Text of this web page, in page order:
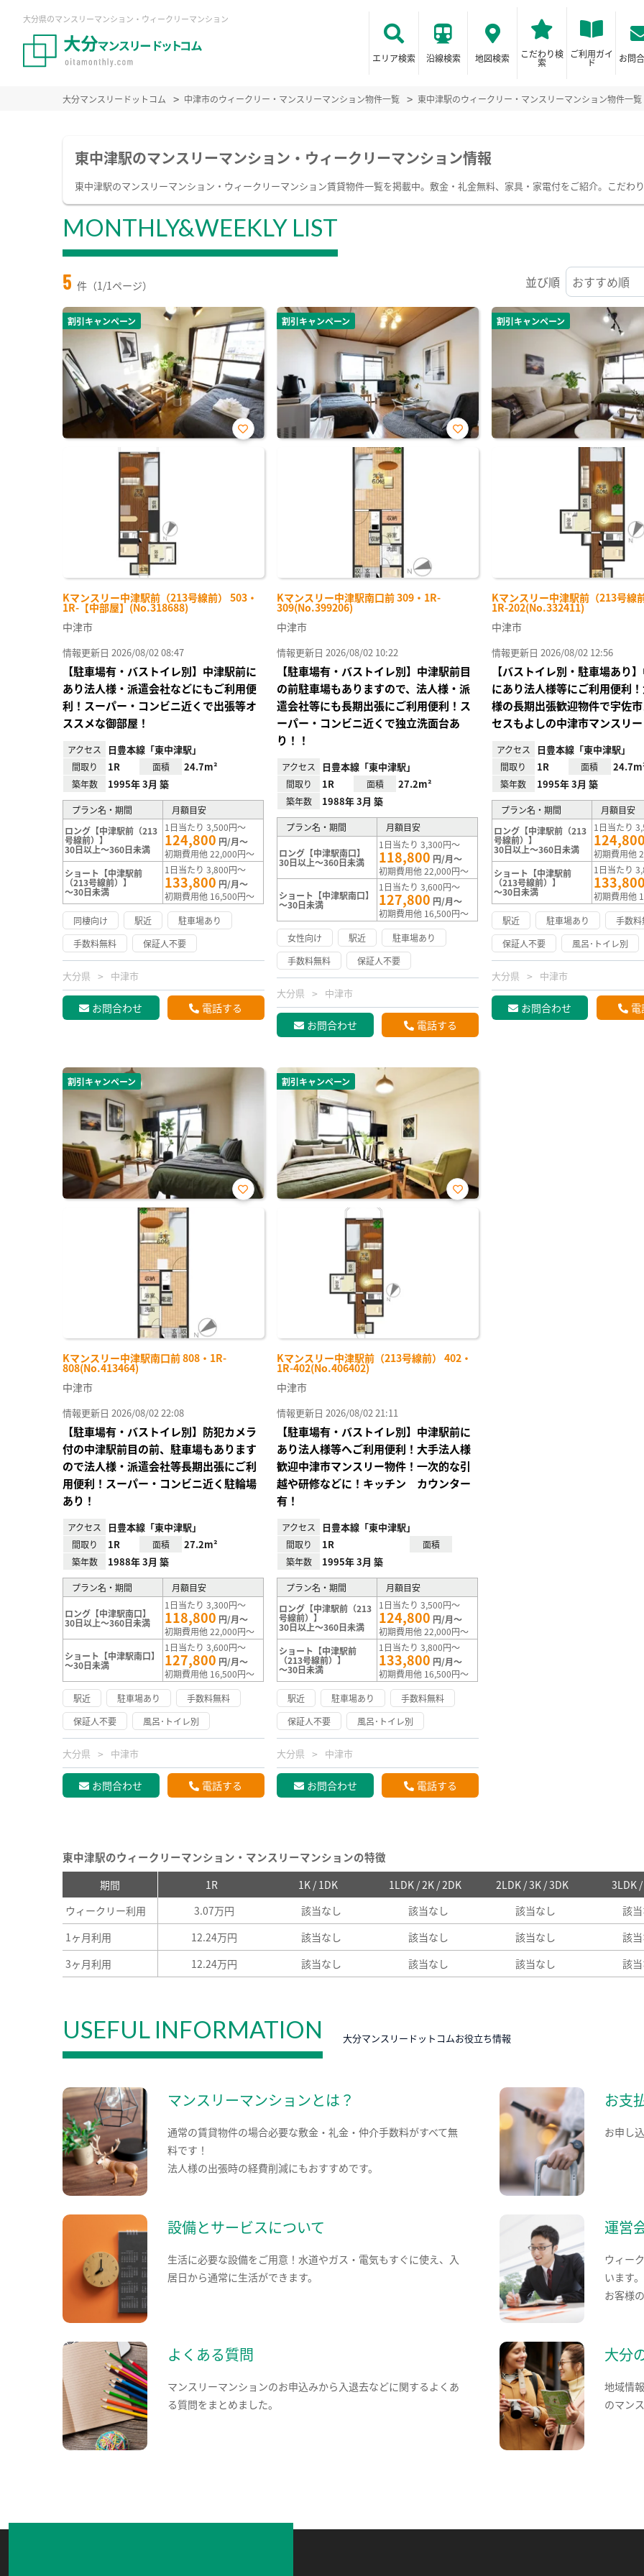
大分県のマンスリーマンション・ウィークリーマンション
エリア検索 沿線検索 地図検索 こだわり検
索
ご利用ガイ
ド お問
大分マンスリードットコム 中津市のウィークリー・マンスリーマンション物件一覧 東中津駅のウィークリー・マンスリーマンション物件一覧
東中津駅のマンスリーマンション・ウィークリーマンション情報
東中津駅のマンスリーマンション・ウィークリーマンション賃貸物件一覧を掲載中。敷金・礼金無料、家具・家電付をご紹介。こだわ
MONTHLY&WEEKLY LIST
5 件（1/1ページ） 並び順
割引キャンペーン
Kマンスリー中津駅前（213号線前） 503・
1R-【中部屋】(No.318688)
お気
中津市
情報更新日 2026/08/02 08:47
【駐車場有・バストイレ別】中津駅前に
あり法人様・派遣会社などにもご利用便
利！スーパー・コンビニ近くで出張等オ
ススメな御部屋！
アクセス 日豊本線「東中津駅」
間取り 1R 面積 24.7m²
築年数 1995年 3月 築
プラン名・期間
月額目安
ロング【中津駅前（213
号線前）】
30日以上～360日未満
1日当たり 3,500円～
124,800 円/月～
初期費用他 22,000円～
ショート【中津駅前
（213号線前）】
～30日未満
1日当たり 3,800円～
133,800 円/月～
初期費用他 16,500円～
同棲向け
駅近
駐車場あり
手数料無料
保証人不要
大分県 中津市
お問合わせ 電話する
割引キャンペーン
Kマンスリー中津駅南口前 309・1R-
309(No.399206)
お気
中津市
情報更新日 2026/08/02 10:22
【駐車場有・バストイレ別】中津駅前目
の前駐車場もありますので、法人様・派
遣会社等にも長期出張にご利用便利！ス
ーパー・コンビニ近くで独立洗面台あ
り！！
アクセス 日豊本線「東中津駅」
間取り 1R 面積 27.2m²
築年数 1988年 3月 築
プラン名・期間 月額目安
ロング【中津駅南口】
30日以上～360日未満
1日当たり 3,300円～
118,800 円/月～
初期費用他 22,000円～
ショート【中津駅南口】
～30日未満
1日当たり 3,600円～
127,800 円/月～
初期費用他 16,500円～
女性向け
駅近
駐車場あり
手数料無料
保証人不要
大分県 中津市
お問合わせ 電話する
割引キャンペーン
Kマンスリー中津駅前（213号線
1R-202(No.332411)
中津市
情報更新日 2026/08/02 12:56
【バストイレ別・駐車場あり
にあり法人様等にご利用便利
様の長期出張歓迎物件で宇佐
セスもよしの中津市マンスリー
アクセス 日豊本線「東中津駅」
間取り 1R 面積
築年数 1995年 3月 築
プラン名・期間
月額目安
ロング【中津駅前（213
号線前）】
30日以上～360日未満
1日当たり
124,800
初期費用他
ショート【中津駅前
（213号線前）】
～30日未満
1日当たり
133,800
初期費用他
駅近
駐車場あり
手数料
保証人不要
風呂･トイレ別
大分県 中津市
お問合わせ 電
割引キャンペーン
Kマンスリー中津駅南口前 808・1R-
808(No.413464)
お気
中津市
情報更新日 2026/08/02 22:08
【駐車場有・バストイレ別】防犯カメラ
付の中津駅前目の前、駐車場もあります
ので法人様・派遣会社等長期出張にご利
用便利！スーパー・コンビニ近く駐輪場
あり！
アクセス 日豊本線「東中津駅」
間取り 1R 面積 27.2m²
築年数 1988年 3月 築
プラン名・期間 月額目安
ロング【中津駅南口】
30日以上～360日未満
1日当たり 3,300円～
118,800 円/月～
初期費用他 22,000円～
ショート【中津駅南口】
～30日未満
1日当たり 3,600円～
127,800 円/月～
初期費用他 16,500円～
駅近
駐車場あり
手数料無料
保証人不要
風呂･トイレ別
大分県 中津市
お問合わせ 電話する
割引キャンペーン
Kマンスリー中津駅前（213号線前） 402・
1R-402(No.406402)
お気
中津市
情報更新日 2026/08/02 21:11
【駐車場有・バストイレ別】中津駅前に
あり法人様等へご利用便利！大手法人様
歓迎中津市マンスリー物件！一次的な引
越や研修などに！キッチン カウンター
有！
アクセス 日豊本線「東中津駅」
間取り 1R
面積
築年数
1995年 3月 築
プラン名・期間
月額目安
ロング【中津駅前（213
号線前）】
30日以上～360日未満
1日当たり 3,500円～
124,800 円/月～
初期費用他 22,000円～
ショート【中津駅前
（213号線前）】
～30日未満
1日当たり 3,800円～
133,800 円/月～
初期費用他 16,500円～
駅近
駐車場あり
手数料無料
保証人不要
風呂･トイレ別
大分県 中津市
お問合わせ 電話する
東中津駅のウィークリーマンション・マンスリーマンションの特徴
期間 1R 1K / 1DK 1LDK / 2K / 2DK 2LDK / 3K / 3DK
3LDK
ウィークリー利用
3.07万円 該当なし 該当なし 該当なし
該
1ヶ月利用
12.24万円 該当なし 該当なし 該当なし
該
3ヶ月利用
12.24万円 該当なし 該当なし 該当なし 該
USEFUL INFORMATION 大分マンスリードットコムお役立ち情報
マンスリーマンションとは？
通常の賃貸物件の場合必要な敷金・礼金・仲介手数料がすべて無
料です！
法人様の出張時の経費削減にもおすすめです。
お支
お申し
設備とサービスについて
生活に必要な設備をご用意！水道やガス・電気もすぐに使え、入
居日から通常に生活ができます。
運営
ウィー
います。
お客様
よくある質問
マンスリーマンションのお申込みから入退去などに関するよくあ
る質問をまとめました。
大分
地域情
のマン